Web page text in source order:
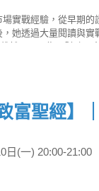
實戰經驗，從早期
她透過大量閱讀與
然不同。為了幫助
數。 現在開始永遠
，抓緊趨勢賺進波
iOS 下載
富聖經】
日(一) 20:00-21:00